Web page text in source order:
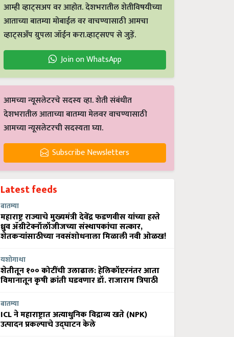
आम्ही व्हाट्सअप वर आहोत. देशभरातील शेतीविषयीच्या
आताच्या बातम्या मोबाईल वर वाचण्यासाठी आमचा
व्हाट्सअँप ग्रुपला जॉईन करा.व्हाट्सएप से जुड़ें.
Join on WhatsApp
आमच्या न्यूसलेटरचे सदस्य व्हा. शेती संबंधीत
देशभरातील आताच्या बातम्या मेलवर वाचण्यासाठी
आमच्या न्यूसलेटरची सदस्यता घ्या.
Subscribe Newsletters
Latest feeds
बातम्या
महाराष्ट्र राज्याचे मुख्यमंत्री देवेंद्र फडणवीस यांच्या हस्ते
ध्रुव ॲग्रीटेक्नॉलॉजीजच्या संस्थापकांचा सत्कार,
शेतकऱ्यांसाठीच्या नवसंशोधनाला मिळाली नवी ओळख!
यशोगाथा
शेतीतून १०० कोटींची उलाढाल: हेलिकॉप्टरनंतर आता
विमानातून कृषी क्रांती घडवणार डॉ. राजाराम त्रिपाठी
बातम्या
ICL ने महाराष्ट्रात अत्याधुनिक विद्राव्य खते (NPK)
उत्पादन प्रकल्पाचे उद्घाटन केले